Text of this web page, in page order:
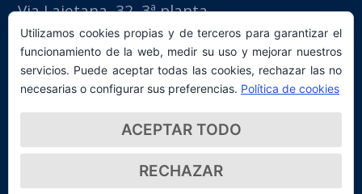
Via Laietana, 32, 3ª planta
Edificio Fomento del Trabajo
08003 Barcelona (España)
tlf: +34 93 667 40 54
secretaria@raed.academy
Contacto y suscripción Newsletter
Política de privacidad
Utilizamos cookies propias y de terceros para garantizar el
funcionamiento de la web, medir su uso y mejorar nuestros
servicios. Puede aceptar todas las cookies, rechazar las no
necesarias o configurar sus preferencias. Política de cookies
ACEPTAR TODO
RECHAZAR